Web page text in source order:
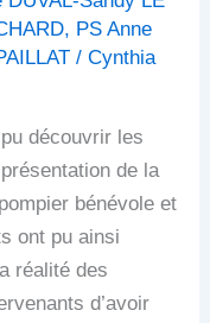
, PS Anne
/Cynthia
découvrir les
de la
bénévole et
ont pu ainsi
réalité des
d’avoir